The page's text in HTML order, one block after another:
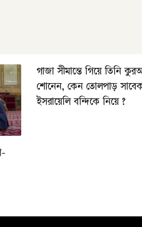
গাজা সীমান্তে গিয়ে তিনি
শোনেন, কেন তোলপাড়
ইসরায়েলি বন্দিকে নিয়ে ?